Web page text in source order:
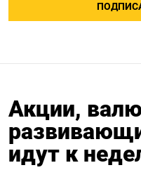
Акции,
идут к